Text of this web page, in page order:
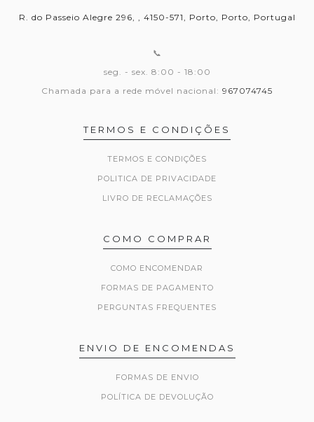
R. do Passeio Alegre 296, , 4150-571, Porto, Porto, Portugal
📞
seg. - sex. 8:00 - 18:00
Chamada para a rede móvel nacional: 967074745
TERMOS E CONDIÇÕES
TERMOS E CONDIÇÕES
POLITICA DE PRIVACIDADE
LIVRO DE RECLAMAÇÕES
COMO COMPRAR
COMO ENCOMENDAR
FORMAS DE PAGAMENTO
PERGUNTAS FREQUENTES
ENVIO DE ENCOMENDAS
FORMAS DE ENVIO
POLÍTICA DE DEVOLUÇÃO